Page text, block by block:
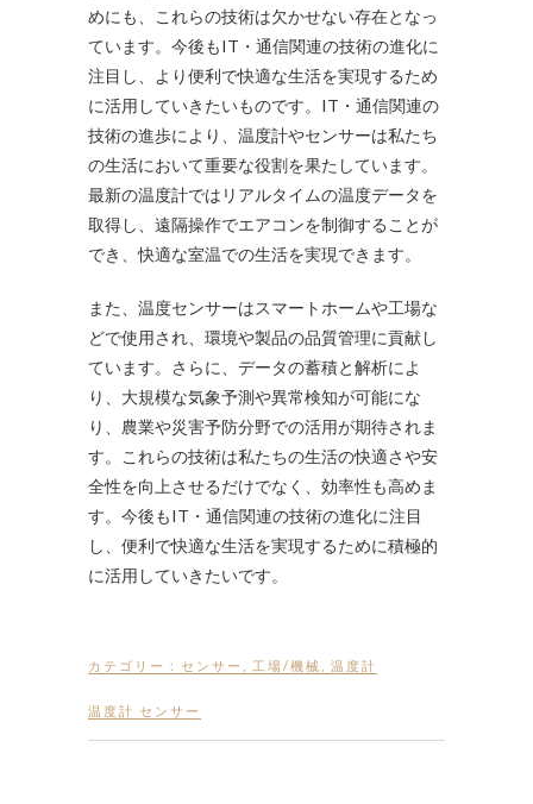
めにも、これらの技術は欠かせない存在となっ
ています。今後もIT・通信関連の技術の進化に
注目し、より便利で快適な生活を実現するため
に活用していきたいものです。IT・通信関連の
技術の進歩により、温度計やセンサーは私たち
の生活において重要な役割を果たしています。
最新の温度計ではリアルタイムの温度データを
取得し、遠隔操作でエアコンを制御することが
でき、快適な室温での生活を実現できます。
また、温度センサーはスマートホームや工場な
どで使用され、環境や製品の品質管理に貢献し
ています。さらに、データの蓄積と解析によ
り、大規模な気象予測や異常検知が可能にな
り、農業や災害予防分野での活用が期待されま
す。これらの技術は私たちの生活の快適さや安
全性を向上させるだけでなく、効率性も高めま
す。今後もIT・通信関連の技術の進化に注目
し、便利で快適な生活を実現するために積極的
に活用していきたいです。
カテゴリー : センサー 工場/機械 温度計
温度計 センサー